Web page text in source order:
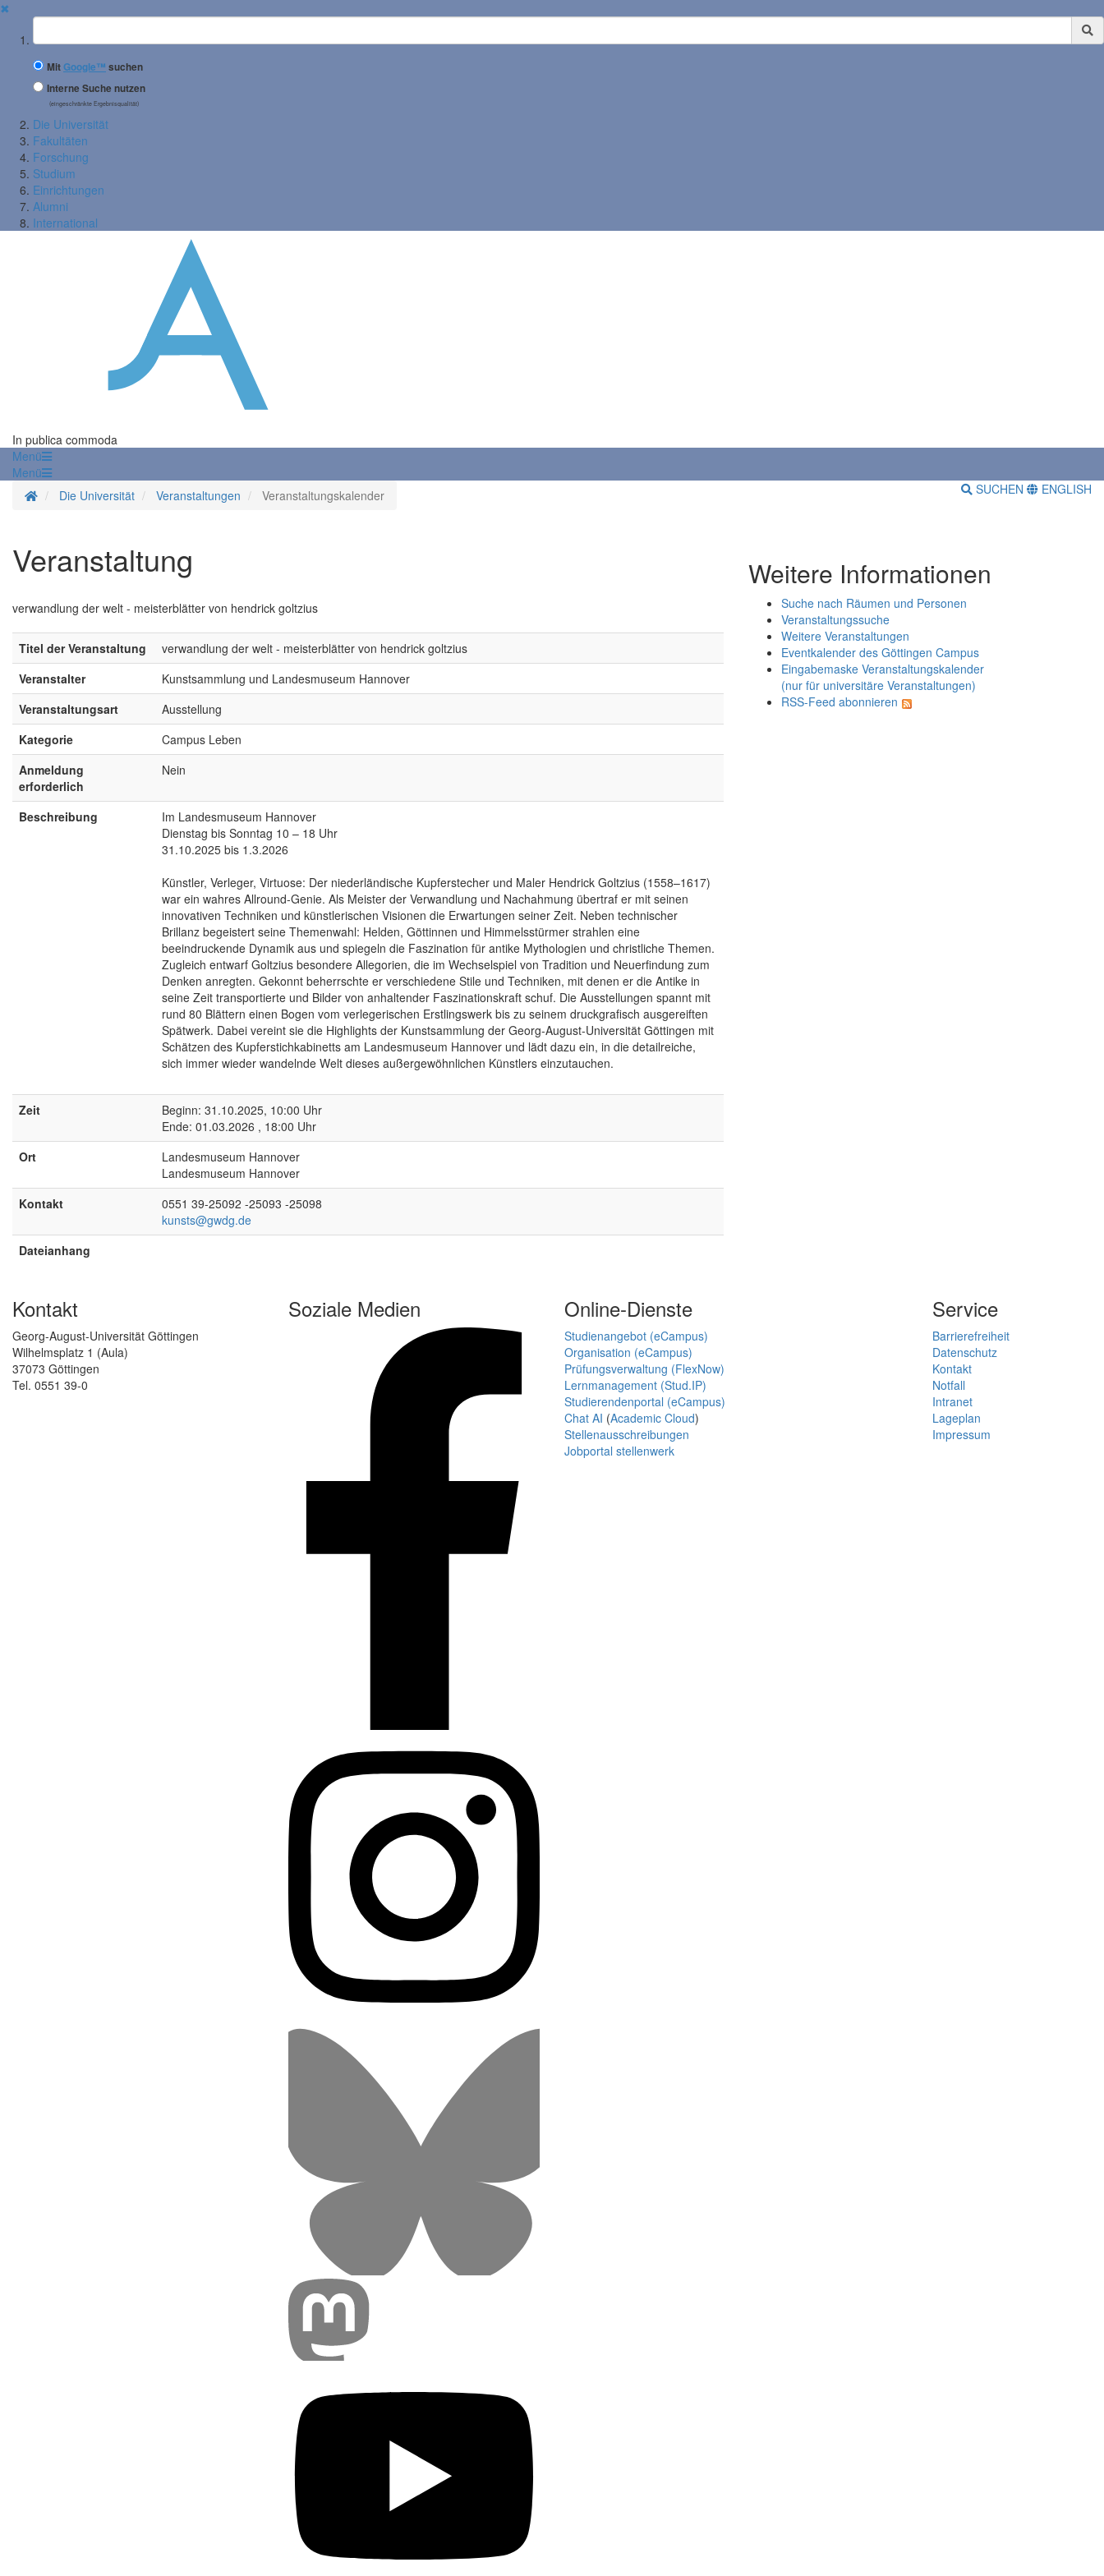
✖
Suchbegriff
MitGoogle™ suchen
Interne Suche nutzen
(eingeschränkte Ergebnisqualität)
Die Universität
Fakultäten
Forschung
Studium
Einrichtungen
Alumni
International
In publica commoda
Menü
Menü
StartseiteDie Universität Veranstaltungen Veranstaltungskalender SUCHEN ENGLISH
Veranstaltung
verwandlung der welt - meisterblätter von hendrick goltzius
Titel der Veranstaltung
verwandlung der welt - meisterblätter von hendrick goltzius
Veranstalter
Kunstsammlung und Landesmuseum Hannover
Veranstaltungsart
Ausstellung
Kategorie
Campus Leben
Anmeldung
erforderlich
Nein
Beschreibung
Im Landesmuseum Hannover
Dienstag bis Sonntag 10 – 18 Uhr
31.10.2025 bis 1.3.2026
Künstler, Verleger, Virtuose: Der niederländische Kupferstecher und Maler Hendrick Goltzius (1558–1617)
war ein wahres Allround-Genie. Als Meister der Verwandlung und Nachahmung übertraf er mit seinen
innovativen Techniken und künstlerischen Visionen die Erwartungen seiner Zeit. Neben technischer
Brillanz begeistert seine Themenwahl: Helden, Göttinnen und Himmelsstürmer strahlen eine
beeindruckende Dynamik aus und spiegeln die Faszination für antike Mythologien und christliche Themen.
Zugleich entwarf Goltzius besondere Allegorien, die im Wechselspiel von Tradition und Neuerfindung zum
Denken anregten. Gekonnt beherrschte er verschiedene Stile und Techniken, mit denen er die Antike in
seine Zeit transportierte und Bilder von anhaltender Faszinationskraft schuf. Die Ausstellungen spannt mit
rund 80 Blättern einen Bogen vom verlegerischen Erstlingswerk bis zu seinem druckgrafisch ausgereiften
Spätwerk. Dabei vereint sie die Highlights der Kunstsammlung der Georg-August-Universität Göttingen mit
Schätzen des Kupferstichkabinetts am Landesmuseum Hannover und lädt dazu ein, in die detailreiche,
sich immer wieder wandelnde Welt dieses außergewöhnlichen Künstlers einzutauchen.
Zeit
Beginn: 31.10.2025, 10:00 Uhr
Ende: 01.03.2026 , 18:00 Uhr
Ort
Landesmuseum Hannover
Landesmuseum Hannover
Kontakt
0551 39-25092 -25093 -25098
kunsts@gwdg.de
Dateianhang
Weitere Informationen
Suche nach Räumen und Personen
Veranstaltungssuche
Weitere Veranstaltungen
Eventkalender des Göttingen Campus
Eingabemaske Veranstaltungskalender
(nur für universitäre Veranstaltungen)
RSS-Feed abonnieren
Kontakt
Georg-August-Universität Göttingen
Wilhelmsplatz 1 (Aula)
37073 Göttingen
Tel. 0551 39-0
Soziale Medien Online-Dienste
Studienangebot (eCampus)
Organisation (eCampus)
Prüfungsverwaltung (FlexNow)
Lernmanagement (Stud.IP)
Studierendenportal (eCampus)
Chat AI (Academic Cloud)
Stellenausschreibungen
Jobportal stellenwerk
Service
Barrierefreiheit
Datenschutz
Kontakt
Notfall
Intranet
Lageplan
Impressum